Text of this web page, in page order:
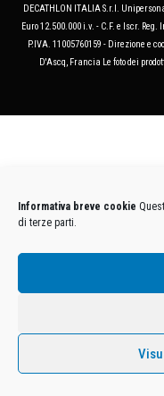
Informativa breve cookie
di terze parti.
DECATHLON ITALIA S.r.l.
Euro 12.500.000 i.v. - C.F. e Iscr.
P.IVA. 11005760159 - Direzione e
D'Ascq, Francia Le foto dei